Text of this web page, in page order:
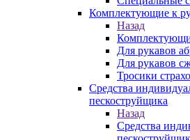
Комплектующие к
Назад
Для рукавов
Для рукавов
Тросики
Средства
пескоструйщика
Назад
Средства